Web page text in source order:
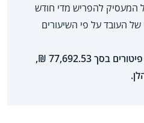
01.01.2008 החל המעסיק להפריש מדי חודש
של העובד על פי השיעורים
העובד יהיה זכאי לפיצויי פיטורים בסך 77,692.53 ₪,